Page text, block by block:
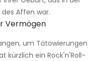
Affen war.
Vermögen
um Tätowierungen
kürzlich ein Rock'n'Roll-